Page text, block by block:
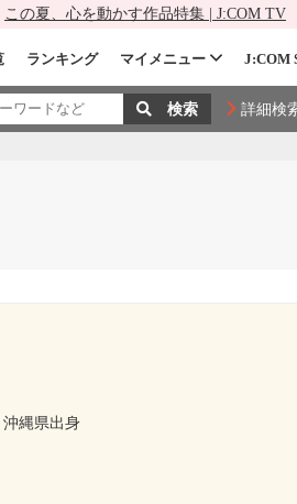
この夏、心を動かす作品特集 | J:COM TV
ランキング マイメニュー J:COM
詳細検
沖縄県出身